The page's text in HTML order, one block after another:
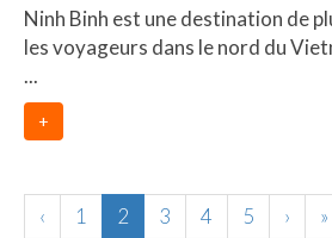
Ninh Binh est une destination de
les voyageurs dans le nord du
...
+
‹ 1 2 3 4 5 › »